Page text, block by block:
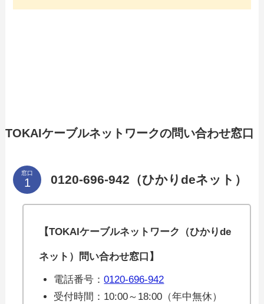
TOKAIケーブルネットワークの問い合わせ窓口
窓口 0120-696-942（ひかりdeネット）
【TOKAIケーブルネットワーク（ひかりde
ネット）問い合わせ窓口】
電話番号：0120-696-942
受付時間：10:00～18:00（年中無休）